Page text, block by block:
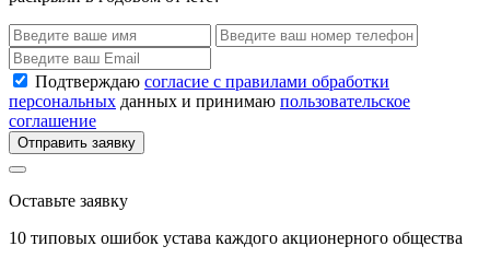
Подтверждаю согласие с правилами обработки
персональных данных и принимаю пользовательское
соглашение
Отправить заявку
Оставьте заявку
10 типовых ошибок устава каждого акционерного общества